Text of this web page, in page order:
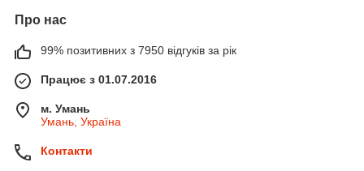
Про нас
99% позитивних з 7950 відгуків за рік
Працює з 01.07.2016
м. Умань
Умань, Україна
Контакти